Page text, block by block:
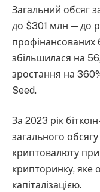
Загальний обсяг
до $301 млн — до
профінансованих
збільшилася на
зростання на 360%
Seed.
За 2023 рік
загального
криптовалюту при
крипторинку, яке
капіталізацією.